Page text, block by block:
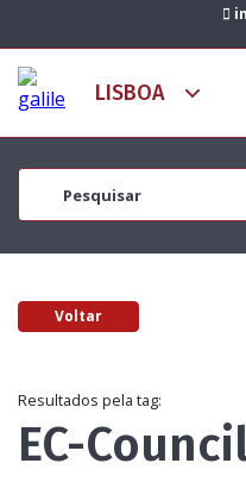
Voltar
Resultados pela tag:
EC-